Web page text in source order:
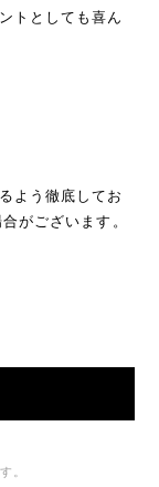
トとしても喜ん
よう徹底してお
がございます。
。